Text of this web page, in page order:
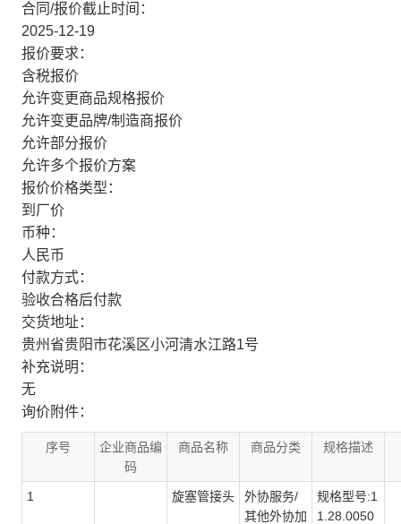
合同/报价截止时间：
2025-12-19
报价要求：
含税报价
允许变更商品规格报价
允许变更品牌/制造商报价
允许部分报价
允许多个报价方案
报价价格类型：
到厂价
币种：
人民币
付款方式：
验收合格后付款
交货地址：
贵州省贵阳市花溪区小河清水江路1号
补充说明：
无
询价附件：
序号
企业商品编
码
商品名称 商品分类 规格描述
1 旋塞管接头
外协服务/
其他外协加
规格型号:1
1.28.0050